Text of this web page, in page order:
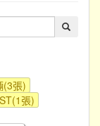
(3張)
張)